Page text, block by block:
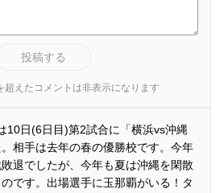
投稿する
えたコメントは非表示になります
10日(6日目)第2試合に「横浜vs沖縄
相手は去年の春の優勝校です。今年
退でしたが、今年も夏は沖縄を閑散
です。出場選手に玉那覇がいる！タ